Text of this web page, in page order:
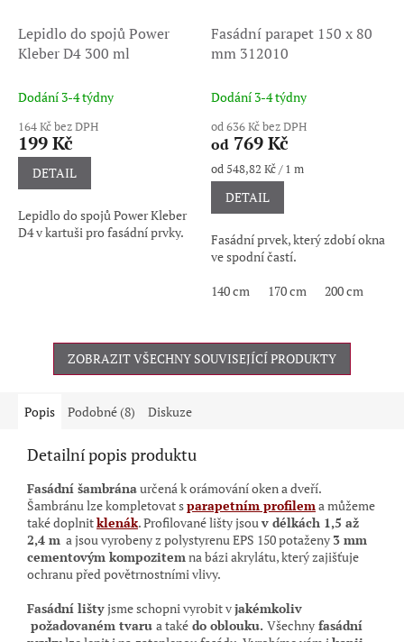
Lepidlo do spojů Power
Kleber D4 300 ml
Dodání 3-4 týdny
164 Kč bez DPH
199 Kč
DETAIL
Lepidlo do spojů Power Kleber
D4 v kartuši pro fasádní prvky.
Fasádní parapet 150 x 80
mm 312010
Dodání 3-4 týdny
od 636 Kč bez DPH
od 769 Kč
Měrná
cena:
od 548,82 Kč / 1 m
DETAIL
Fasádní prvek, který zdobí okna
ve spodní častí.
140 cm
170 cm 200 cm
ZOBRAZIT VŠECHNY SOUVISEJÍCÍ PRODUKTY
Popis Podobné (8) Diskuze
Detailní popis produktu
Fasádní šambránaurčená k orámování oken a dveří.
Šambránu lze kompletovat sparapetním profilema můžeme
také doplnitklenák. Profilované lišty jsouv délkách 1,5 až
2,4 m a jsou vyrobeny z polystyrenu EPS 150 potaženy 3 mm
cementovým kompozitemna bázi akrylátu, který zajišťuje
ochranu před povětrnostními vlivy.
Fasádní lištyjsme schopni vyrobit vjakémkoliv
požadovaném tvaru a také do oblouku. Všechny fasádní